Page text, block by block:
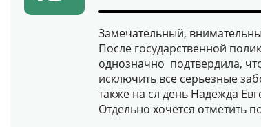
Замечательный,
После государственной
однозначно подтвердила,
исключить все серьезные
также на сл день Надежда
Отдельно хочется отметить